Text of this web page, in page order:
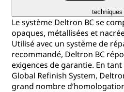
techniques
Le système Deltron BC se
opaques, métallisées et
Utilisé avec un système de
recommandé, Deltron BC
exigences de garantie. En
Global Refinish System,
grand nombre